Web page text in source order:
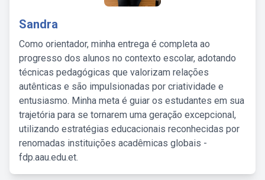
Sandra
Como orientador, minha entrega é completa ao
progresso dos alunos no contexto escolar, adotando
técnicas pedagógicas que valorizam relações
autênticas e são impulsionadas por criatividade e
entusiasmo. Minha meta é guiar os estudantes em sua
trajetória para se tornarem uma geração excepcional,
utilizando estratégias educacionais reconhecidas por
renomadas instituições acadêmicas globais -
fdp.aau.edu.et.